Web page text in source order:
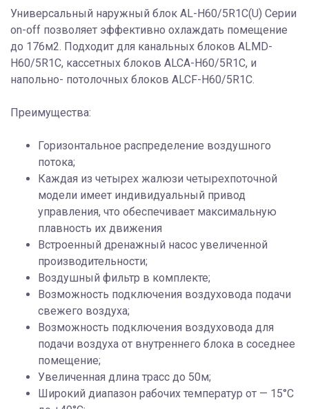
Универсальный наружный блок AL-H60/5R1C(U) Серии
on-off позволяет эффективно охлаждать помещение
до 176м2. Подходит для канальных блоков ALMD-
H60/5R1C, кассетных блоков ALCA-H60/5R1C, и
напольно- потолочных блоков ALCF-H60/5R1C.
Преимущества:
Горизонтальное распределение воздушного
потока;
Каждая из четырех жалюзи четырехпоточной
модели имеет индивидуальный привод
управления, что обеспечивает максимальную
плавность их движения
Встроенный дренажный насос увеличенной
производительности;
Воздушный фильтр в комплекте;
Возможность подключения воздуховода подачи
свежего воздуха;
Возможность подключения воздуховода для
подачи воздуха от внутреннего блока в соседнее
помещение;
Увеличенная длина трасс до 50м;
Широкий диапазон рабочих температур от — 15°С